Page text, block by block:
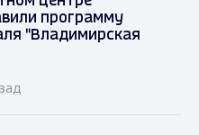
программу
"Владимирская